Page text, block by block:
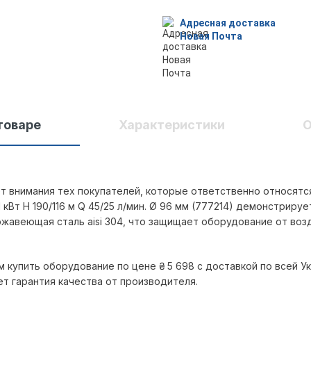
Адресная доставка
Новая Почта
Характеристики
тех покупателей, которые ответственно
H 190/116 м Q 45/25 л/мин. Ø 96 мм (777214)
сталь aisi 304, что защищает оборудование от
купить оборудование по цене ₴ 5 698 с доставкой по всей
гарантия качества от производителя.